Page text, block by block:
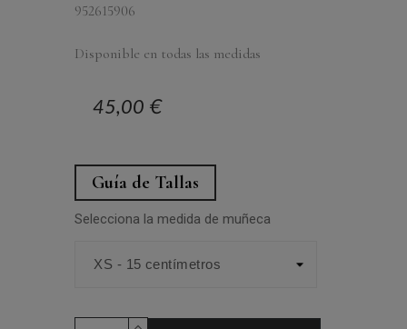
952615906
Disponible en todas las medidas
45,00 €
Guía de Tallas
Selecciona la medida de muñeca